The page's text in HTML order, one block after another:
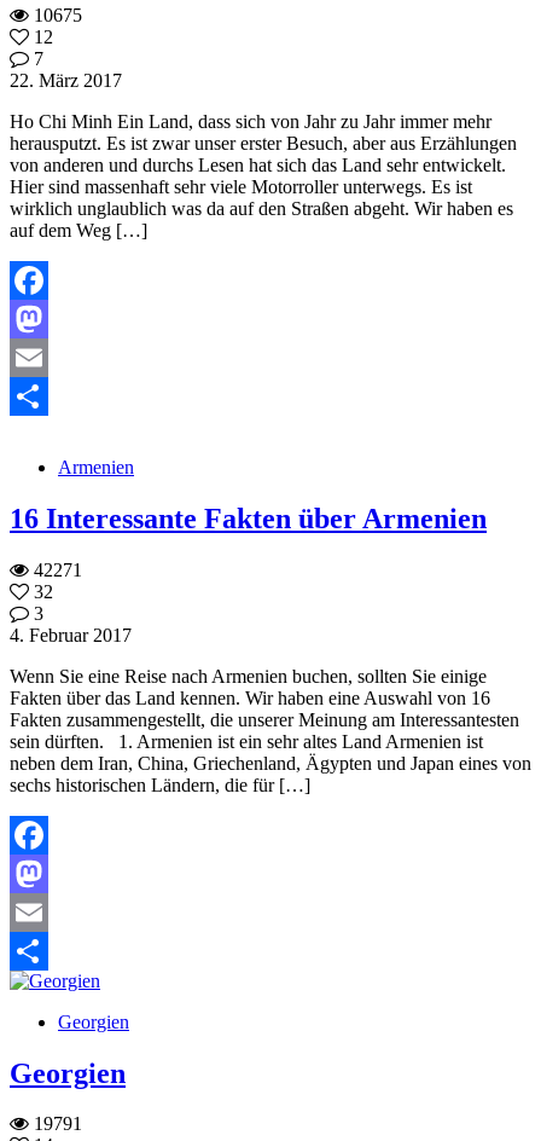
10675
12
7
22. März 2017
Ho Chi Minh Ein Land, dass sich von Jahr zu Jahr immer mehr
herausputzt. Es ist zwar unser erster Besuch, aber aus Erzählungen
von anderen und durchs Lesen hat sich das Land sehr entwickelt.
Hier sind massenhaft sehr viele Motorroller unterwegs. Es ist
wirklich unglaublich was da auf den Straßen abgeht. Wir haben es
auf dem Weg […]
Facebook
Mastodon
Email
Armenien
16 Interessante Fakten über Armenien
42271
32
3
4. Februar 2017
Wenn Sie eine Reise nach Armenien buchen, sollten Sie einige
Fakten über das Land kennen. Wir haben eine Auswahl von 16
Fakten zusammengestellt, die unserer Meinung am Interessantesten
sein dürften. 1. Armenien ist ein sehr altes Land Armenien ist
neben dem Iran, China, Griechenland, Ägypten und Japan eines von
sechs historischen Ländern, die für […]
Facebook
Mastodon
Email
Teilen
Georgien
Georgien
19791